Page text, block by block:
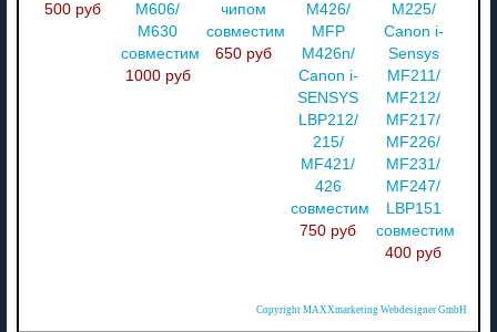
500 руб
M606/
M630
совместимый
1000 руб
чипом
совместимый
650 руб
M426/
MFP
M426n/
Canon i-
SENSYS
LBP212/
215/
MF421/
426
совместимый
750 руб
M225/
Canon i-
Sensys
MF211/
MF212/
MF217/
MF226/
MF231/
MF247/
LBP151
совместимый
400 руб
Copyright MAXXmarketing Webdesigner GmbH